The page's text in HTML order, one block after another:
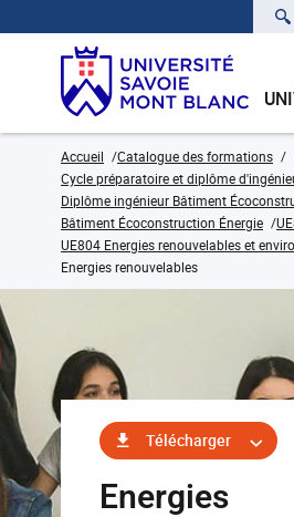
Accueil
Catalogue des formations
Cycle préparatoire et diplôme
Diplôme ingénieur Bâtiment
Bâtiment Écoconstruction Énergie
UE804 Energies renouvelables et
Energies renouvelables
Télécharger
Energies